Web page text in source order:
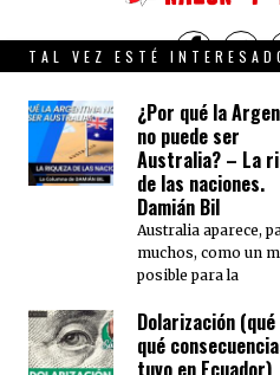
QUIENES SOMOS
CEICS
ENGLISH
TAL VEZ ESTÉ
¿Por qué la
no puede ser
Australia? – La
de las naciones.
Damián Bil
Australia aparece,
muchos, como un
posible para la
Dolarización
qué
tuvo en Ecuador)